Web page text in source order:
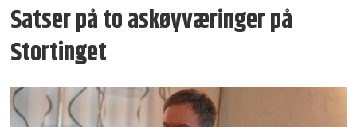
Satser på to askøy­væringer på
Stortinget